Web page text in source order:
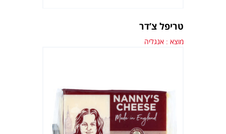
טריפל צ’דר
מוצא : אנגליה